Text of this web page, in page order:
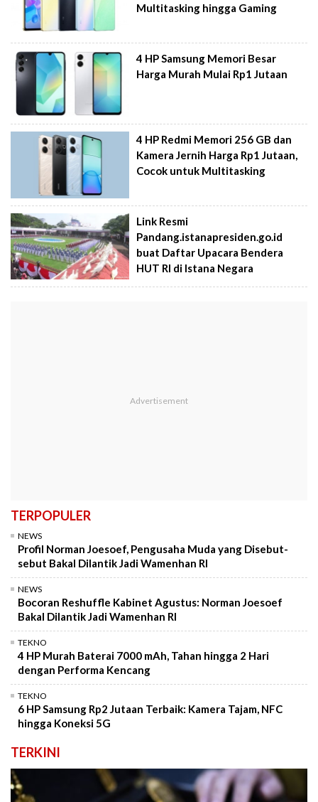
Multitasking hingga Gaming
4 HP Samsung Memori Besar
Harga Murah Mulai Rp1 Jutaan
4 HP Redmi Memori 256 GB dan
Kamera Jernih Harga Rp1 Jutaan,
Cocok untuk Multitasking
Link Resmi
Pandang.istanapresiden.go.id
buat Daftar Upacara Bendera
HUT RI di Istana Negara
TERPOPULER
NEWS
Profil Norman Joesoef, Pengusaha Muda yang Disebut-
sebut Bakal Dilantik Jadi Wamenhan RI
NEWS
Bocoran Reshuffle Kabinet Agustus: Norman Joesoef
Bakal Dilantik Jadi Wamenhan RI
TEKNO
4 HP Murah Baterai 7000 mAh, Tahan hingga 2 Hari
dengan Performa Kencang
TEKNO
6 HP Samsung Rp2 Jutaan Terbaik: Kamera Tajam, NFC
hingga Koneksi 5G
TERKINI